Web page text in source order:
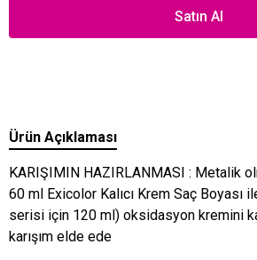
Satın Al
Ürün Açıklaması
KARIŞIMIN HAZIRLANMASI : Metalik
60 ml Exicolor Kalıcı Krem Saç Boyası
serisi için 120 ml) oksidasyon kremini
karışım elde ede